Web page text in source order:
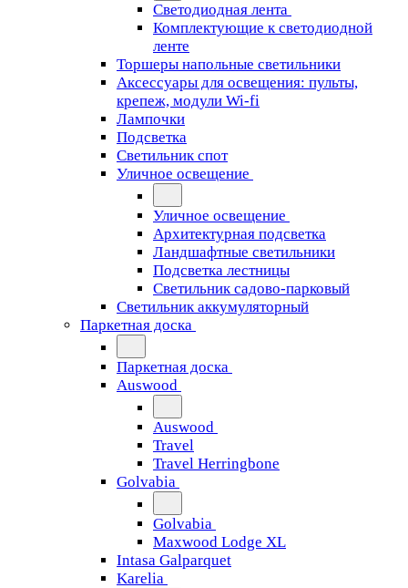
Светодиодная лента
Комплектующие к светодиодной
ленте
Торшеры напольные светильники
Аксессуары для освещения: пульты,
крепеж, модули Wi-fi
Лампочки
Подсветка
Светильник спот
Уличное освещение
Уличное освещение
Архитектурная подсветка
Ландшафтные светильники
Подсветка лестницы
Светильник садово-парковый
Светильник аккумуляторный
Паркетная доска
Паркетная доска
Auswood
Auswood
Travel
Travel Herringbone
Golvabia
Golvabia
Maxwood Lodge XL
Intasa Galparquet
Karelia